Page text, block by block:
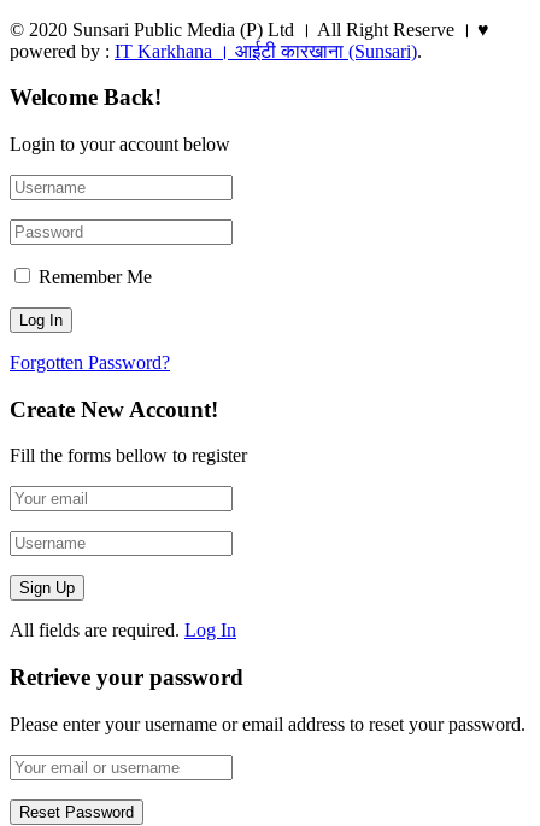
© 2020 Sunsari Public Media (P) Ltd । All Right Reserve । ♥
powered by : IT Karkhana । आईटी कारखाना (Sunsari).
Welcome Back!
Login to your account below
Remember Me
Forgotten Password?
Create New Account!
Fill the forms bellow to register
All fields are required. Log In
Retrieve your password
Please enter your username or email address to reset your password.